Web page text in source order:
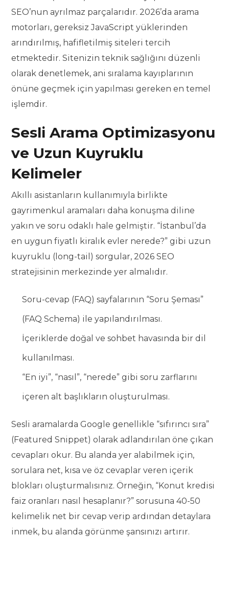
SEO’nun ayrılmaz parçalarıdır. 2026’da arama
motorları, gereksiz JavaScript yüklerinden
arındırılmış, hafifletilmiş siteleri tercih
etmektedir. Sitenizin teknik sağlığını düzenli
olarak denetlemek, ani sıralama kayıplarının
önüne geçmek için yapılması gereken en temel
işlemdir.
Sesli Arama Optimizasyonu
ve Uzun Kuyruklu
Kelimeler
Akıllı asistanların kullanımıyla birlikte
gayrimenkul aramaları daha konuşma diline
yakın ve soru odaklı hale gelmiştir. “İstanbul’da
en uygun fiyatlı kiralık evler nerede?” gibi uzun
kuyruklu (long-tail) sorgular, 2026 SEO
stratejisinin merkezinde yer almalıdır.
Soru-cevap (FAQ) sayfalarının “Soru Şeması”
(FAQ Schema) ile yapılandırılması.
İçeriklerde doğal ve sohbet havasında bir dil
kullanılması.
“En iyi”, “nasıl”, “nerede” gibi soru zarflarını
içeren alt başlıkların oluşturulması.
Sesli aramalarda Google genellikle “sıfırıncı sıra”
(Featured Snippet) olarak adlandırılan öne çıkan
cevapları okur. Bu alanda yer alabilmek için,
sorulara net, kısa ve öz cevaplar veren içerik
blokları oluşturmalısınız. Örneğin, “Konut kredisi
faiz oranları nasıl hesaplanır?” sorusuna 40-50
kelimelik net bir cevap verip ardından detaylara
inmek, bu alanda görünme şansınızı artırır.